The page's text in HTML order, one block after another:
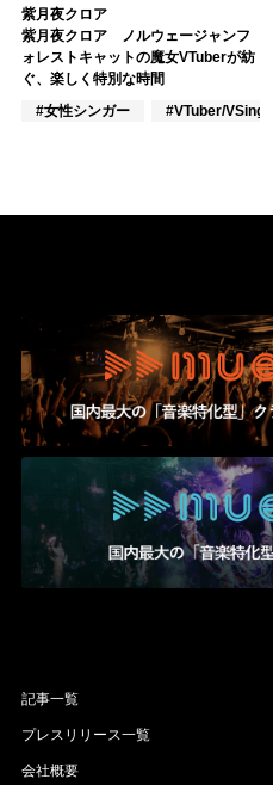
紫月夜クロア
紫月夜クロア ノルウェージャンフ
ォレストキャットの魔女VTuberが紡
ぐ、楽しく特別な時間
#女性シンガー
#VTuber/VSinger
記事一覧
プレスリリース一覧
会社概要